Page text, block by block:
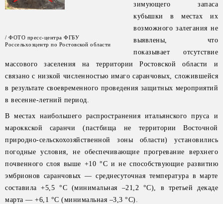
/ ФОТО пресс-центра ФГБУ
Россельхозцентр по Ростовской области
зимующего запаса
кубышки в местах их
возможного залегания не
выявлены, что
показывает отсутствие
массового заселения на территории Ростовской области и
связано с низкой численностью имаго саранчовых, сложившейся
в результате своевременного проведения защитных мероприятий
в весенне-летний период.
В местах наибольшего распространения итальянского пруса и
мароккской саранчи (пастбища не территории Восточной
природно-сельскохозяйственной зоны области) установились
погодные условия, не обеспечивающие прогревание верхнего
почвенного слоя выше +10 °С и не способствующие развитию
эмбрионов саранчовых — среднесуточная температура в марте
составила +5,5 °С (минимальная –21,2 °С), в третьей декаде
марта — +6,1 °С (минимальная –3,3 °С).